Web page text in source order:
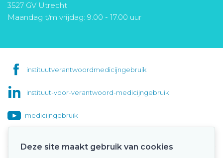
3527 GV Utrecht
Maandag t/m vrijdag: 9.00 - 17.00 uur
instituutverantwoordmedicijngebruik
instituut-voor-verantwoord-medicijngebruik
medicijngebruik
Deze site maakt gebruik van cookies